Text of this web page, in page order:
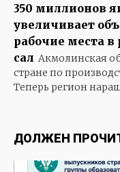
ОБЩЕСТВО
ПРАВИЛЬНЫЕ
ПОЛИТИКА
ПРОИСШЕСТВИЯ
ЗДОРОВЬЕ
КУЛЬТУРА
350 миллионов
увеличивает
рабочие места
сал Акмолинская
стране по
Теперь регион
ДОЛЖЕН